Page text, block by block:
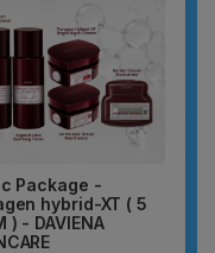
Package -
hybrid-XT ( 5
) - DAVIENA